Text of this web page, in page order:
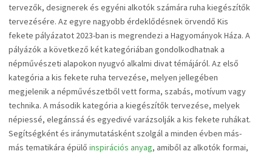
tervezők, designerek és egyéni alkotók számára ruha kiegészítők
tervezésére. Az egyre nagyobb érdeklődésnek örvendő Kis
fekete pályázatot 2023-ban is megrendezi a Hagyományok Háza. A
pályázók a következő két kategóriában gondolkodhatnak a
népművészeti alapokon nyugvó alkalmi divat témájáról. Az első
kategória a kis fekete ruha tervezése, melyen jellegében
megjelenik a népművészetből vett forma, szabás, motívum vagy
technika. A második kategória a kiegészítők tervezése, melyek
népiessé, elegánssá és egyedivé varázsolják a kis fekete ruhákat.
Segítségként és iránymutatásként szolgál a minden évben más-
más tematikára épülő inspirációs anyag, amiből az alkotók formai,